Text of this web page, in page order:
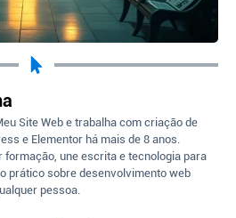
Site Web e trabalha com criação de
e Elementor há mais de 8 anos.
formação, une escrita e tecnologia para
prático sobre desenvolvimento web
pessoa.